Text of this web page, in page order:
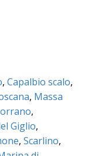
, Capalbio scalo,
, Massa
,
Giglio,
, Scarlino,